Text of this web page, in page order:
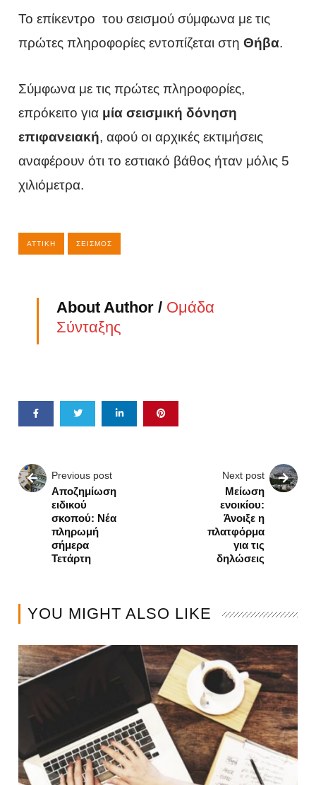
Το επίκεντρο του σεισμού σύμφωνα με τις
πρώτες πληροφορίες εντοπίζεται στηΘήβα.
Σύμφωνα με τις πρώτες πληροφορίες,
επρόκειτο για μία σεισμική δόνηση
επιφανειακή, αφού οι αρχικές εκτιμήσεις
αναφέρουν ότι το εστιακό βάθος ήταν μόλις 5
χιλιόμετρα.
ΑΤΤΙΚΉ ΣΕΙΣΜΌΣ
About Author / Ομάδα
Σύνταξης
Previous post
Αποζημίωση
ειδικού
σκοπού: Νέα
πληρωμή
σήμερα
Τετάρτη
Next post
Μείωση
ενοικίου:
Άνοιξε η
πλατφόρμα
για τις
δηλώσεις
YOU MIGHT ALSO LIKE